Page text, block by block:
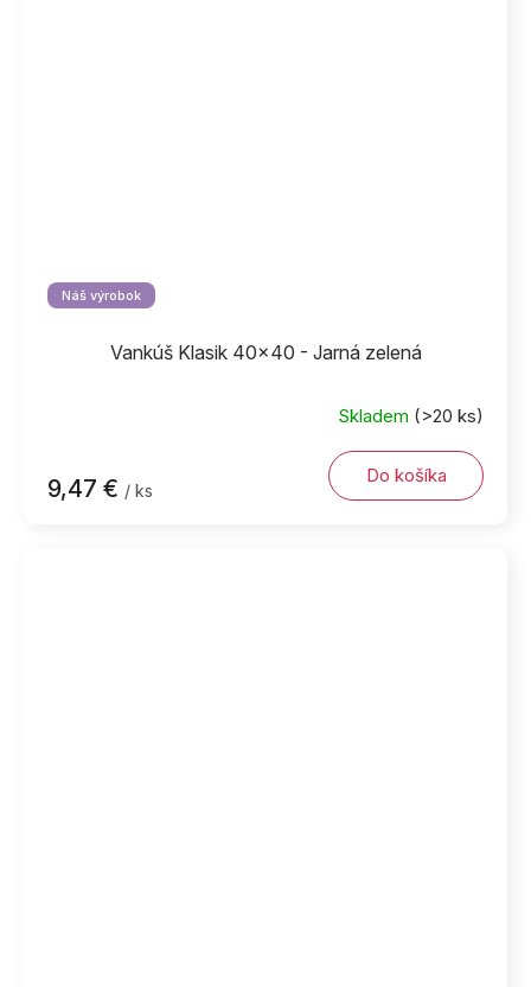
Náš výrobok
Vankúš Klasik 40x40 - Jarná zelená
Skladem (>20 ks)
9,47 € / ks
Do košíka